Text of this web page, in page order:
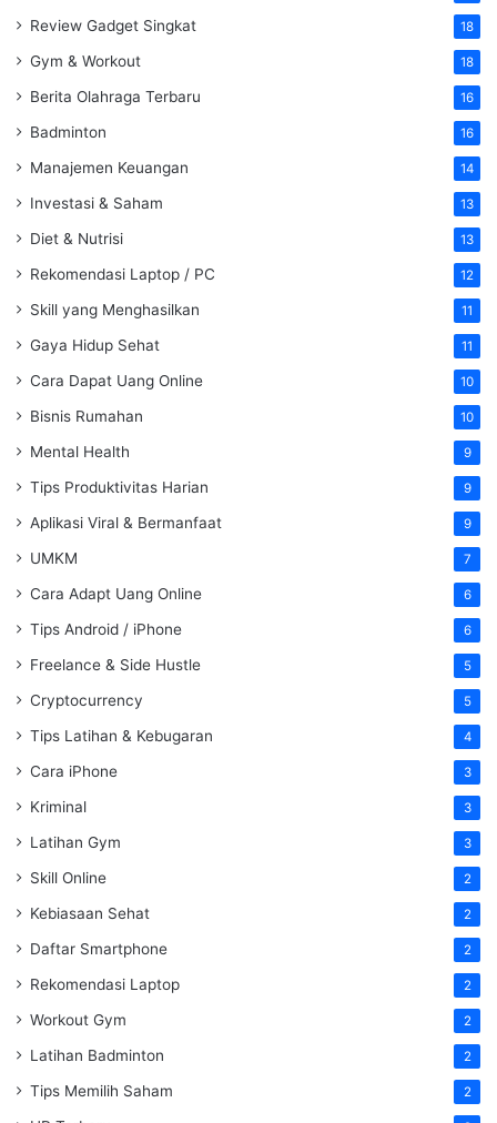
Review Gadget Singkat 18
Gym & Workout 18
Berita Olahraga Terbaru 16
Badminton 16
Manajemen Keuangan 14
Investasi & Saham 13
Diet & Nutrisi 13
Rekomendasi Laptop / PC 12
Skill yang Menghasilkan 11
Gaya Hidup Sehat 11
Cara Dapat Uang Online 10
Bisnis Rumahan 10
Mental Health 9
Tips Produktivitas Harian 9
Aplikasi Viral & Bermanfaat 9
UMKM 7
Cara Adapt Uang Online 6
Tips Android / iPhone 6
Freelance & Side Hustle 5
Cryptocurrency 5
Tips Latihan & Kebugaran 4
Cara iPhone 3
Kriminal 3
Latihan Gym 3
Skill Online 2
Kebiasaan Sehat 2
Daftar Smartphone 2
Rekomendasi Laptop 2
Workout Gym 2
Latihan Badminton 2
Tips Memilih Saham 2